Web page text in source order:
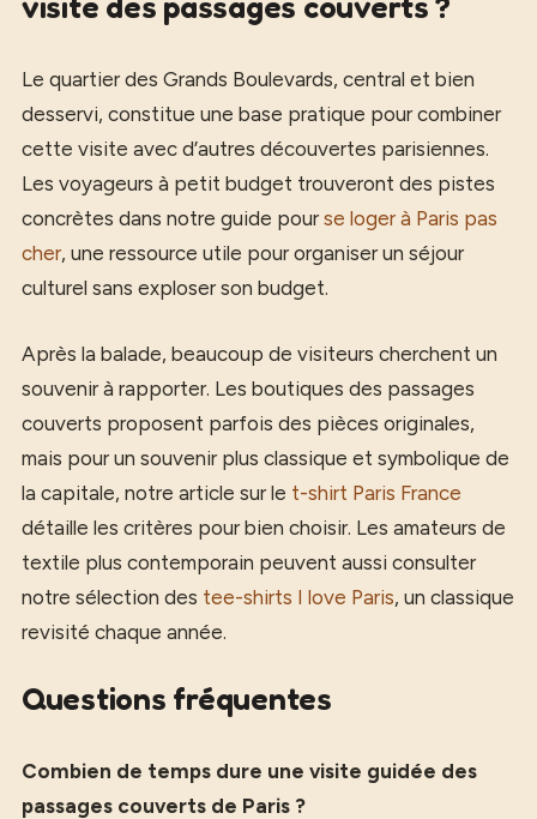
Le quartier des Grands Boulevards, central et bien
desservi, constitue une base pratique pour combiner
cette visite avec d’autres découvertes parisiennes.
Les voyageurs à petit budget trouveront des pistes
concrètes dans notre guide pour se loger à Paris pas
cher, une ressource utile pour organiser un séjour
culturel sans exploser son budget.
Après la balade, beaucoup de visiteurs cherchent un
souvenir à rapporter. Les boutiques des passages
couverts proposent parfois des pièces originales,
mais pour un souvenir plus classique et symbolique de
la capitale, notre article sur le t-shirt Paris France
détaille les critères pour bien choisir. Les amateurs de
textile plus contemporain peuvent aussi consulter
notre sélection des tee-shirts I love Paris, un classique
revisité chaque année.
Questions fréquentes
Combien de temps dure une visite guidée des
passages couverts de Paris ?